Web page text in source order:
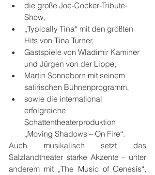
die große Joe-Cocker-Tribute-
Show,
„Typically Tina“ mit den größten
Hits von Tina Turner,
Gastspiele von Wladimir Kaminer
und Jürgen von der Lippe,
Martin Sonneborn mit seinem
satirischen Bühnenprogramm,
sowie die international
erfolgreiche
Schattentheaterproduktion
„Moving Shadows – On Fire“.
Auch musikalisch setzt das
Salzlandtheater starke Akzente – unter
anderem mit „The Music of Genesis“,